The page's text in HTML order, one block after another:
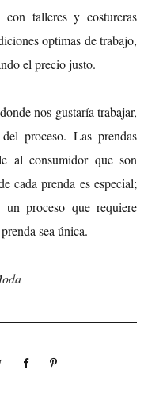
con talleres y costureras
optimas de trabajo,
el precio justo.
nos gustaría trabajar,
proceso. Las prendas
al consumidor que son
cada prenda es especial;
proceso que requiere
sea única.